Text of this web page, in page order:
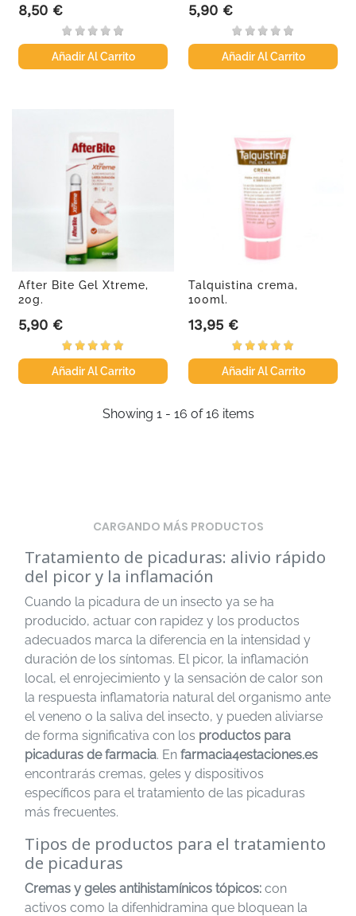
Precio
8,50 €
Añadir Al Carrito
Precio
5,90 €
Añadir Al Carrito
After Bite Gel Xtreme,
20g.
Precio
5,90 €
Añadir Al Carrito
Talquistina crema,
100ml.
Precio
13,95 €
Añadir Al Carrito
Showing 1 - 16 of 16 items
CARGANDO MÁS PRODUCTOS
Tratamiento de picaduras: alivio rápido
del picor y la inflamación
Cuando la picadura de un insecto ya se ha
producido, actuar con rapidez y los productos
adecuados marca la diferencia en la intensidad y
duración de los síntomas. El picor, la inflamación
local, el enrojecimiento y la sensación de calor son
la respuesta inflamatoria natural del organismo ante
el veneno o la saliva del insecto, y pueden aliviarse
de forma significativa con los productos para
picaduras de farmacia. En farmacia4estaciones.es
encontrarás cremas, geles y dispositivos
específicos para el tratamiento de las picaduras
más frecuentes.
Tipos de productos para el tratamiento
de picaduras
Cremas y geles antihistamínicos tópicos: con
activos como la difenhidramina que bloquean la